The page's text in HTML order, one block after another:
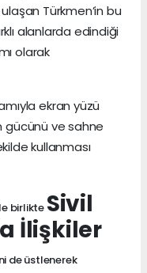
Türkmen’in bu
alanlarda edindiği
olarak
ekran yüzü
gücünü ve sahne
kullanması
birlikte Sivil
İlişkiler
de üstlenerek